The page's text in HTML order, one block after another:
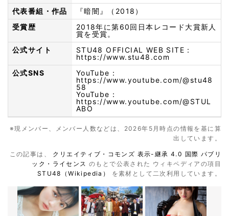
代表番組・作品
『暗闇』（2018）
受賞歴
2018年に第60回日本レコード大賞新人
賞を受賞。
公式サイト
STU48 OFFICIAL WEB SITE：
https://www.stu48.com
公式SNS
YouTube：
https://www.youtube.com/@stu48
58
YouTube：
https://www.youtube.com/@STUL
ABO
※現メンバー、メンバー人数などは、2026年5月時点の情報を基に算
出しています。
この記事は、 クリエイティブ・コモンズ 表示-継承 4.0 国際 パブリ
ック・ライセンス のもとで公表された ウィキペディアの項目
STU48（Wikipedia） を素材として二次利用しています。